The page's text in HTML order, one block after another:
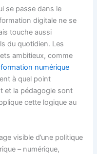
se passe dans le
digitale ne se
touche aussi
du quotidien. Les
ambitieux, comme
numérique
à quel point
et la pédagogie sont
cette logique au
visible d’une politique
– numérique,